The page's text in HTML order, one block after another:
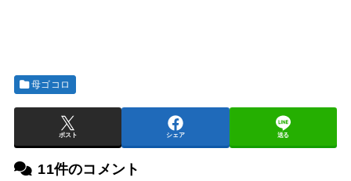
母ゴコロ
ポスト シェア 送る
11件のコメント